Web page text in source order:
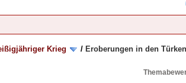
Krieg / Eroberungen in den